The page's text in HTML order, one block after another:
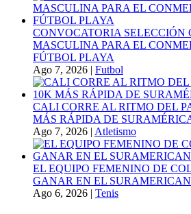
CONVOCATORIA SELECCIÓN
MASCULINA PARA EL
FÚTBOL PLAYA
Ago 7, 2026 | Futbol
CALI CORRE AL RITMO DEL
MÁS RÁPIDA DE
Ago 7, 2026 | Atletismo
EL EQUIPO FEMENINO DE
GANAR EN EL
Ago 6, 2026 | Tenis